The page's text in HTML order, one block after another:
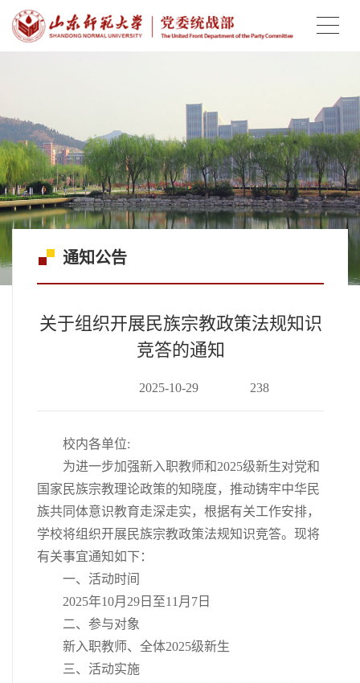
通知公告
关于组织开展民族宗教政策法规知识
竞答的通知
2025-10-29 238
校内各单位:
为进一步加强新入职教师和2025级新生对党和
国家民族宗教理论政策的知晓度，推动铸牢中华民
族共同体意识教育走深走实，根据有关工作安排，
学校将组织开展民族宗教政策法规知识竞答。现将
有关事宜通知如下：
一、活动时间
2025年10月29日至11月7日
二、参与对象
新入职教师、全体2025级新生
三、活动实施